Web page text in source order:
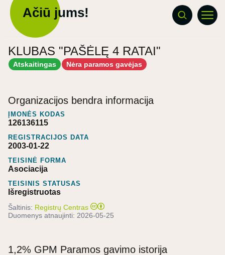
Ačiū jums!
KLUBAS "PAŠĖLĘ 4 RATAI"
Atskaitingas Nėra paramos gavėjas
Organizacijos bendra informacija
ĮMONĖS KODAS
126136115
REGISTRACIJOS DATA
2003-01-22
TEISINĖ FORMA
Asociacija
TEISINIS STATUSAS
Išregistruotas
Šaltinis: Registrų Centras
Duomenys atnaujinti: 2026-05-25
1,2% GPM Paramos gavimo istorija